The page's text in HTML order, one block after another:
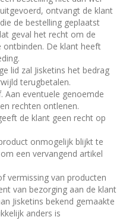
ontvangt de klant
de bestelling geplaatst
geval het recht om de
De klant heeft
lid zal Jisketins het bedrag
terugbetalen.
Aan eventuele genoemde
rechten ontlenen.
de klant geen recht op
onmogelijk blijkt te
een vervangend artikel
vermissing van producten
van bezorging aan de klant
Jisketins bekend gemaakte
anders is